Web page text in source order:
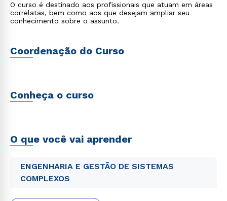
O curso é destinado aos profissionais que atuam em áreas
correlatas, bem como aos que desejam ampliar seu
conhecimento sobre o assunto.
Coordenação do Curso
Conheça o curso
O que você vai aprender
ENGENHARIA E GESTÃO DE SISTEMAS
COMPLEXOS